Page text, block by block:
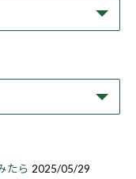
たら 2025/05/29